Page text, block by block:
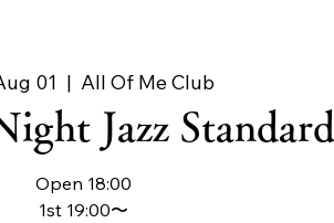
01
  |
All Of Me Club
Jazz Standard
Open 18:00
1st 19:00〜